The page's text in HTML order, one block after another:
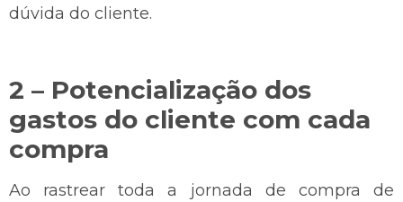
dúvida do cliente.
2 – Potencialização dos
gastos do cliente com cada
compra
Ao rastrear toda a jornada de compra de